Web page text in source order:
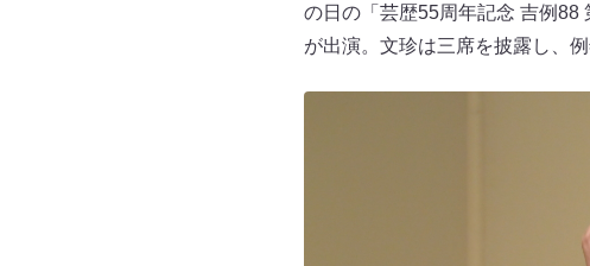
の日の「芸歴55周年記念 吉例88
が出演。文珍は三席を披露し、